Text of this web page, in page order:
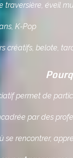
traversière, éveil
K-Pop
créatifs, belote,
permet de
par des
se rencontrer,